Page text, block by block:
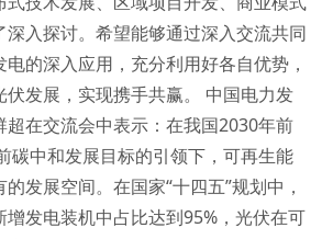
深入探讨。希望能够通过深入交流共同
的深入应用，充分利用好各自优势，
伏发展，实现携手共赢。 中国电力发
超在交流会中表示：在我国2030年前
碳中和发展目标的引领下，可再生能
发展空间。在国家“十四五”规划中，
增发电装机中占比达到95%，光伏在可